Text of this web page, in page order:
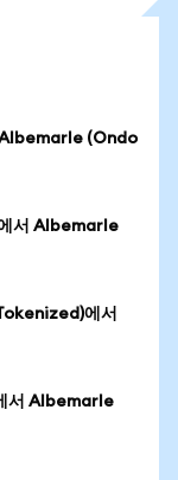
(Ondo
서 Albemarle
에서
서 Albemarle